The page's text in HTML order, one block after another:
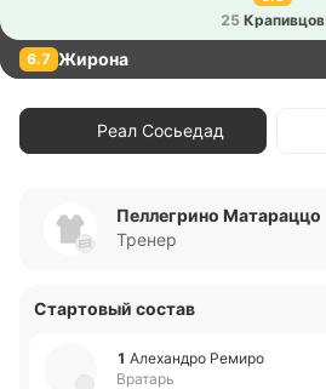
25 Кра­пи­вцов
6.7 Жирона
Реал Сосьедад
Пеллегрино Матараццо
Тренер
Стартовый состав
1 Але­ха­ндро Ремиро
Вратарь